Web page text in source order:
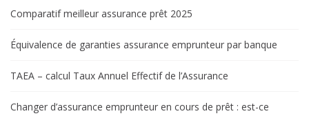
Comparatif meilleur assurance prêt 2025
Équivalence de garanties assurance emprunteur par banque
TAEA – calcul Taux Annuel Effectif de l’Assurance
Changer d’assurance emprunteur en cours de prêt : est-ce